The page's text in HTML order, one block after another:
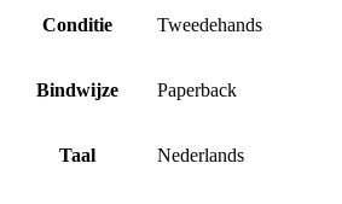
Conditie Tweedehands
Bindwijze Paperback
Taal Nederlands